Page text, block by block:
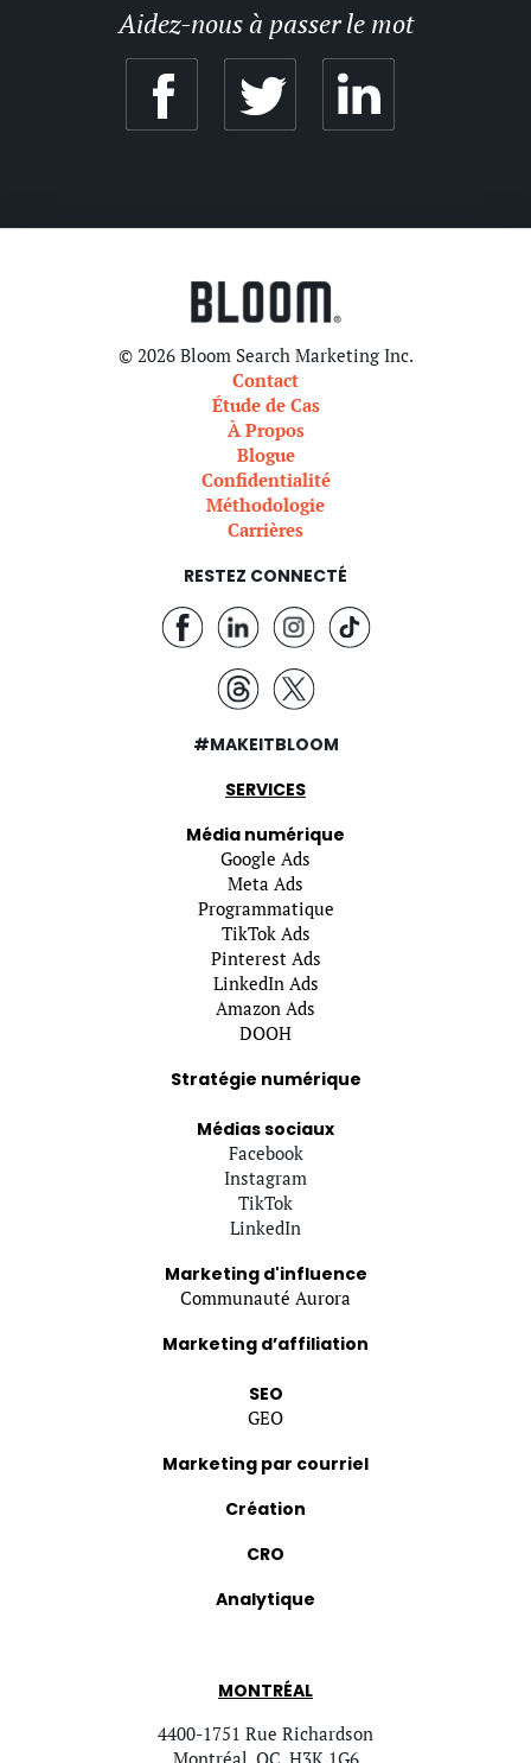
Aidez-nous à passer le mot
© 2026 Bloom Search Marketing Inc.
Contact
Étude de Cas
À Propos
Blogue
Confidentialité
Méthodologie
Carrières
RESTEZ CONNECTÉ
#MAKEITBLOOM
SERVICES
Média numérique
Google Ads
Meta Ads
Programmatique
TikTok Ads
Pinterest Ads
LinkedIn Ads
Amazon Ads
DOOH
Stratégie numérique
Médias sociaux
Facebook
Instagram
TikTok
LinkedIn
Marketing d'influence
Communauté Aurora
Marketing d’affiliation
SEO
GEO
Marketing par courriel
Création
CRO
Analytique
MONTRÉAL
4400-1751 Rue Richardson
Montréal, QC, H3K 1G6